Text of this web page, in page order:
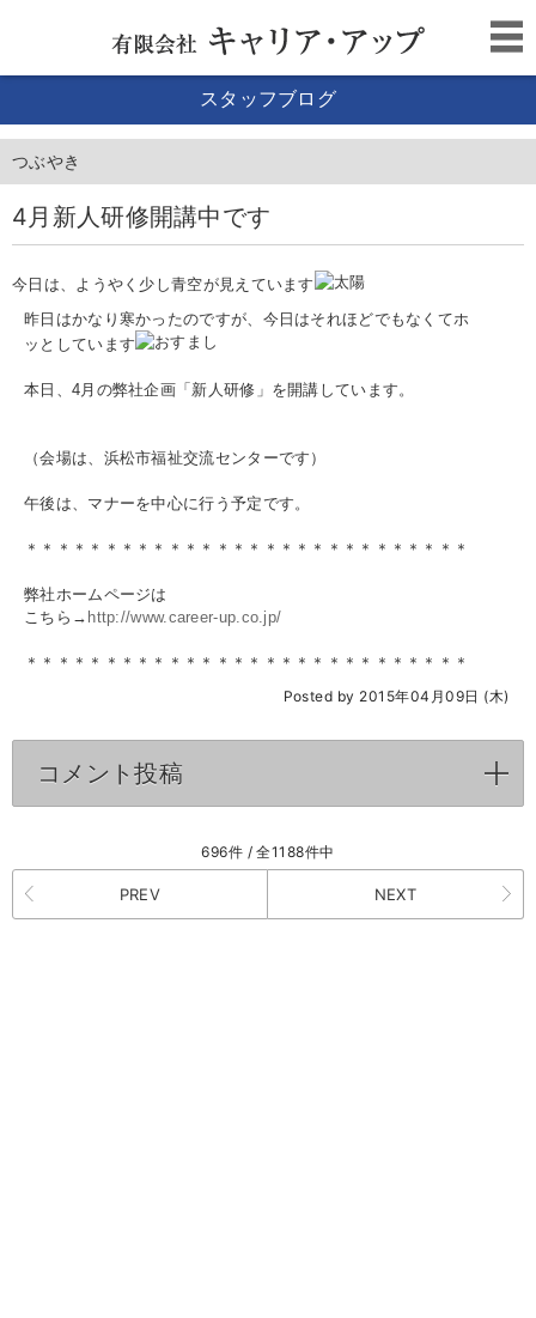
スタッフブログ
つぶやき
4月新人研修開講中です
今日は、ようやく少し青空が見えています
昨日はかなり寒かったのですが、今日はそれほどでもなくてホ
ッとしています
本日、4月の弊社企画「新人研修」を開講しています。
（会場は、浜松市福祉交流センターです）
午後は、マナーを中心に行う予定です。
＊＊＊＊＊＊＊＊＊＊＊＊＊＊＊＊＊＊＊＊＊＊＊＊＊＊＊＊
弊社ホームページは
こちら→ http://www.career-up.co.jp/
＊＊＊＊＊＊＊＊＊＊＊＊＊＊＊＊＊＊＊＊＊＊＊＊＊＊＊＊
Posted by 2015年04月09日 (木)
コメント投稿
696件 / 全1188件中
PREV NEXT